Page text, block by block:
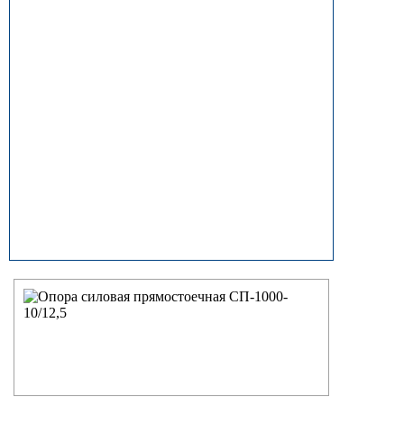
прямостоечные круглоконические